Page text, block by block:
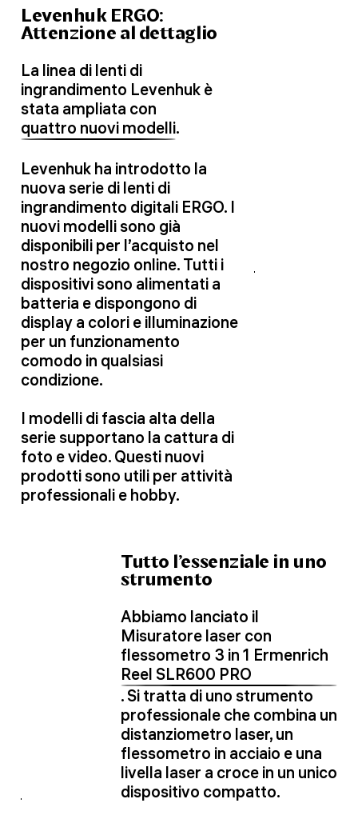
Levenhuk ERGO:
Attenzione al dettaglio
La linea di lenti di
ingrandimento Levenhuk è
stata ampliata con
quattro nuovi modelli.
Levenhuk ha introdotto la
nuova serie di lenti di
ingrandimento digitali ERGO. I
nuovi modelli sono già
disponibili per l’acquisto nel
nostro negozio online. Tutti i
dispositivi sono alimentati a
batteria e dispongono di
display a colori e illuminazione
per un funzionamento
comodo in qualsiasi
condizione.
I modelli di fascia alta della
serie supportano la cattura di
foto e video. Questi nuovi
prodotti sono utili per attività
professionali e hobby.
Tutto l’essenziale in uno
strumento
Abbiamo lanciato il
Misuratore laser con
flessometro 3 in 1 Ermenrich
Reel SLR600 PRO
. Si tratta di uno strumento
professionale che combina un
distanziometro laser, un
flessometro in acciaio e una
livella laser a croce in un unico
dispositivo compatto.